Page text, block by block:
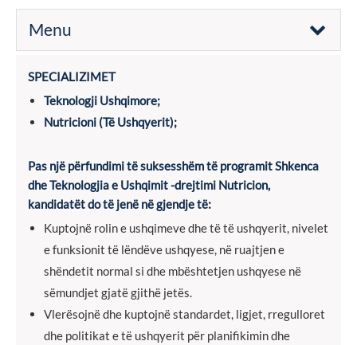
Menu
SPECIALIZIMET
Teknologji Ushqimore;
Nutricioni (Të Ushqyerit);
Pas një përfundimi të suksesshëm të programit Shkenca
dhe Teknologjia e Ushqimit -drejtimi Nutricion,
kandidatët do të jenë në gjendje të:
Kuptojnë rolin e ushqimeve dhe të të ushqyerit, nivelet
e funksionit të lëndëve ushqyese, në ruajtjen e
shëndetit normal si dhe mbështetjen ushqyese në
sëmundjet gjatë gjithë jetës.
Vlerësojnë dhe kuptojnë standardet, ligjet, rregulloret
dhe politikat e të ushqyerit për planifikimin dhe